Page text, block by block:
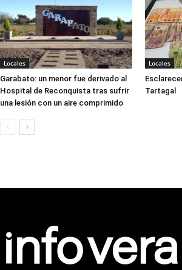
Locales
Garabato: un menor fue derivado al
Hospital de Reconquista tras sufrir
una lesión con un aire comprimido
Locales
Tartagal